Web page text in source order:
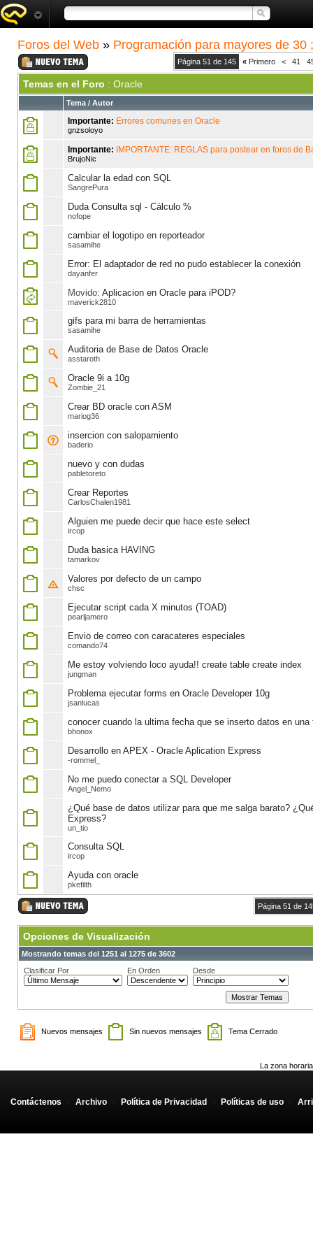
Foros del Web » Programación para mayores de 30
Página 51 de 145 « Primero < 41
Temas en el Foro : Oracle
Tema / Autor
Importante: Errores comunes en Oracle
gnzsoloyo
Importante: IMPORTANTE: REGLAS para postear en foros de
BrujoNic
Calcular la edad con SQL
SangrePura
Duda Consulta sql - Cálculo %
nofope
cambiar el logotipo en reporteador
sasamihe
Error: El adaptador de red no pudo establecer la conexión
dayanfer
Movido: Aplicacion en Oracle para iPOD?
maverick2810
gifs para mi barra de herramientas
sasamihe
Auditoria de Base de Datos Oracle
asstaroth
Oracle 9i a 10g
Zombie_21
Crear BD oracle con ASM
mariog36
insercion con salopamiento
baderio
nuevo y con dudas
pabletoreto
Crear Reportes
CarlosChalen1981
Alguien me puede decir que hace este select
ircop
Duda basica HAVING
tamarkov
Valores por defecto de un campo
chsc
Ejecutar script cada X minutos (TOAD)
pearljamero
Envio de correo con caracateres especiales
comando74
Me estoy volviendo loco ayuda!! create table create index
jungman
Problema ejecutar forms en Oracle Developer 10g
jsanlucas
conocer cuando la ultima fecha que se inserto datos en una
bhonox
Desarrollo en APEX - Oracle Aplication Express
-rommel_
No me puedo conectar a SQL Developer
Angel_Nemo
¿Qué base de datos utilizar para que me salga barato?
Express?
un_tio
Consulta SQL
ircop
Ayuda con oracle
pkefilth
Página 51 de
Opciones de Visualización
Mostrando temas del 1251 al 1275 de 3602
Clasificar Por
En Orden Desde
Nuevos mensajes Sin nuevos mensajes Tema Cerrado
La zona
Contáctenos - Archivo - Política de Privacidad - Políticas de uso -